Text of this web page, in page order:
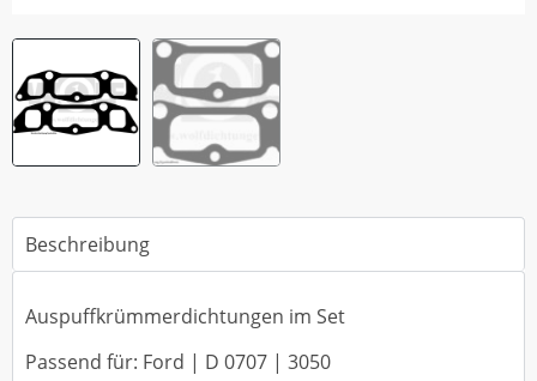
Beschreibung
Auspuffkrümmerdichtungen im Set
Passend für: Ford | D 0707 | 3050